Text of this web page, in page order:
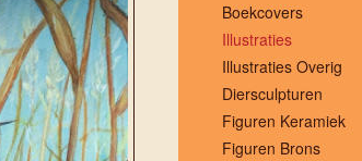
Boekcovers
Illustraties
Illustraties Overig
Diersculpturen
Figuren Keramiek
Figuren Brons